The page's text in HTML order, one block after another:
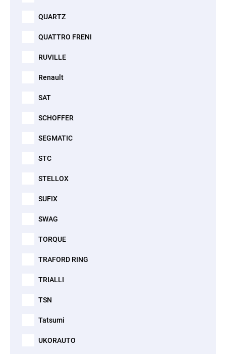
QUARTZ
QUATTRO FRENI
RUVILLE
Renault
SAT
SCHOFFER
SEGMATIC
STC
STELLOX
SUFIX
SWAG
TORQUE
TRAFORD RING
TRIALLI
TSN
Tatsumi
UKORAUTO